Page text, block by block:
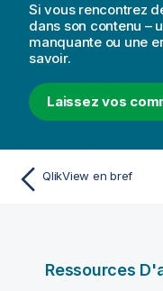
Si vous rencontrez
dans son contenu –
manquante ou une
savoir.
Laissez vos
QlikView en bref
Ressources